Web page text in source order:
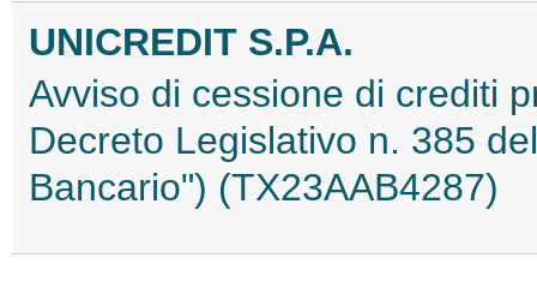
UNICREDIT S.P.A.
Avviso di cessione di crediti
Decreto Legislativo n. 385
Bancario") (TX23AAB4287)